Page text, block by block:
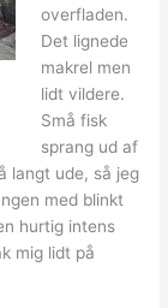
overfladen.
Det lignede
makrel men
lidt vildere.
Små fisk
sprang ud af
langt ude, så jeg
med blinkt
hurtig intens
mig lidt på